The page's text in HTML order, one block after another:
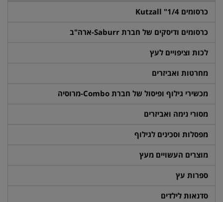
כרסומים 1/4" Kutzall
כרסומים ודיסקים של חברת Saburr-ארה"ב
לכות וציפויים לעץ
מחרטות ואביזרים
מכשירי גילוף ופיסול של חברת Combo-מרוסיה
מסורי נימה ואביזרים
מפסלות וסכינים לגילוף
מוצרים העשויים מעץ
ספרות עץ
סדנאות לילדים